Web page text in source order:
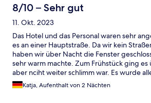
8/10 – Sehr gut
11. Okt. 2023
Das Hotel und das Personal waren sehr
es an einer Hauptstraße. Da wir kein
haben wir über Nacht die Fenster
sehr warm machte. Zum Frühstück ging es
aber nciht weiter schlimm war. Es wurde
Katja, Aufenthalt von 2 Nächten